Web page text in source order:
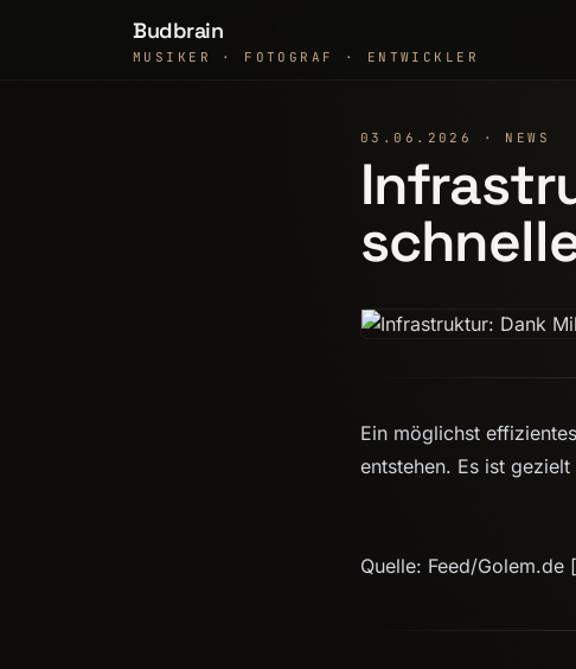
Budbrain
MUSIKER · FOTOGRAF · ENTWICKLER
03.06.2026 · NEWS
Ein möglichst
entstehen. Es ist
Quelle: Feed/Golem.de [